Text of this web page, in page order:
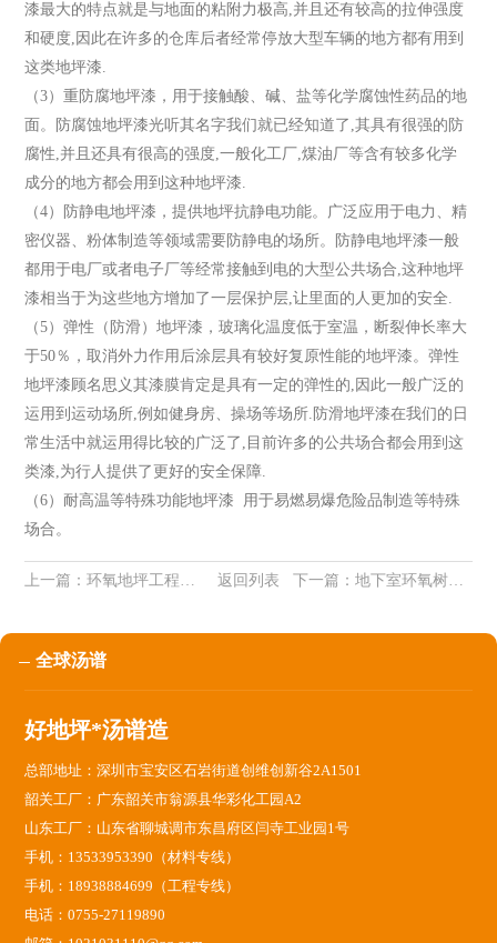
漆最大的特点就是与地面的粘附力极高,并且还有较高的拉伸强度
和硬度,因此在许多的仓库后者经常停放大型车辆的地方都有用到
这类地坪漆.
（3）重防腐地坪漆，用于接触酸、碱、盐等化学腐蚀性药品的地
面。防腐蚀地坪漆光听其名字我们就已经知道了,其具有很强的防
腐性,并且还具有很高的强度,一般化工厂,煤油厂等含有较多化学
成分的地方都会用到这种地坪漆.
（4）防静电地坪漆，提供地坪抗静电功能。广泛应用于电力、精
密仪器、粉体制造等领域需要防静电的场所。防静电地坪漆一般
都用于电厂或者电子厂等经常接触到电的大型公共场合,这种地坪
漆相当于为这些地方增加了一层保护层,让里面的人更加的安全.
（5）弹性（防滑）地坪漆，玻璃化温度低于室温，断裂伸长率大
于50％，取消外力作用后涂层具有较好复原性能的地坪漆。弹性
地坪漆顾名思义其漆膜肯定是具有一定的弹性的,因此一般广泛的
运用到运动场所,例如健身房、操场等场所.防滑地坪漆在我们的日
常生活中就运用得比较的广泛了,目前许多的公共场合都会用到这
类漆,为行人提供了更好的安全保障.
（6）耐高温等特殊功能地坪漆 用于易燃易爆危险品制造等特殊
场合。
上一篇：环氧地坪工程施工起泡的原因和预防方法 返回列表 下一篇：地下室环氧树脂地坪漆地面施工工艺叙述！
全球汤谱
好地坪*汤谱造
总部地址：深圳市宝安区石岩街道创维创新谷2A1501
韶关工厂：广东韶关市翁源县华彩化工园A2
山东工厂：山东省聊城调市东昌府区闫寺工业园1号
手机：13533953390（材料专线）
手机：18938884699（工程专线）
电话：0755-27119890